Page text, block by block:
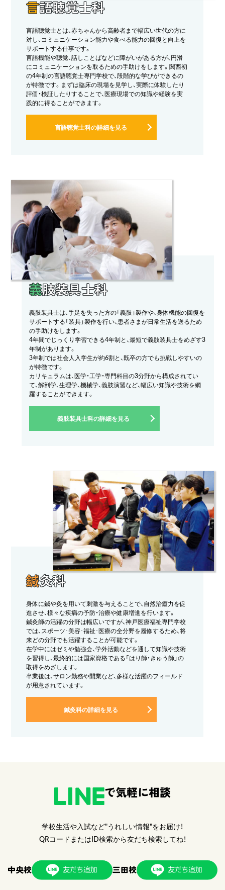
言語聴覚士科
言語聴覚士とは、赤ちゃんから高齢者まで幅広い世代の方に
対し、コミュニケーション能力や食べる能力の回復と向上を
サポートする仕事です。
言語機能や聴覚、話しことばなどに障がいがある方が、円滑
にコミュニケーションを取るための手助けをします。関西初
の4年制の言語聴覚士専門学校で、段階的な学びができるの
が特徴です。まずは臨床の現場を見学し、実際に体験したり
評価・検証したりすることで、医療現場での知識や経験を実
践的に得ることができます。
言語聴覚士科の詳細を見る
義肢装具士科
義肢装具士は、手足を失った方の「義肢」製作や、身体機能の回復を
サポートする「装具」製作を行い、患者さまが日常生活を送るため
の手助けをします。
4年間でじっくり学習できる4年制と、最短で義肢装具士をめざす3
年制があります。
3年制では社会人入学生が約6割と、既卒の方でも挑戦しやすいの
が特徴です。
カリキュラムは、医学・工学・専門科目の3分野から構成されてい
て、解剖学、生理学、機械学、義肢演習など、幅広い知識や技術を網
羅することができます。
義肢装具士科の詳細を見る
鍼灸科
身体に鍼や灸を用いて刺激を与えることで、自然治癒力を促
進させ、様々な疾病の予防・治療や健康増進を行います。
鍼灸師の活躍の分野は幅広いですが、神戸医療福祉専門学校
では、スポーツ･美容･福祉･医療の全分野を履修するため、将
来どの分野でも活躍することが可能です。
在学中にはゼミや勉強会、学外活動などを通して知識や技術
を習得し、最終的には国家資格である「はり師・きゅう師」の
取得をめざします。
卒業後は、サロン勤務や開業など、多様な活躍のフィールド
が用意されています。
鍼灸科の詳細を見る
で気軽に相談
学校生活や入試など"うれしい情報"をお届け！
QRコードまたはID検索から友だち検索してね！
中央校 三田校